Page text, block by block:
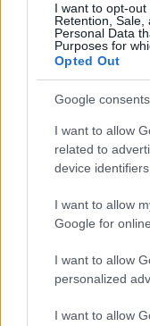
I want to opt-out
Retention, Sale,
Personal Data
Purposes for
Opted Out
Google consents
I want to allow
related to
device identifiers
I want to allow
Google for
I want to allow
personalized
I want to allow
Condividi
F
a
ce
b
o
o
k
T
w
it
te
r
n
NOTIZIE RECENTI
Auto